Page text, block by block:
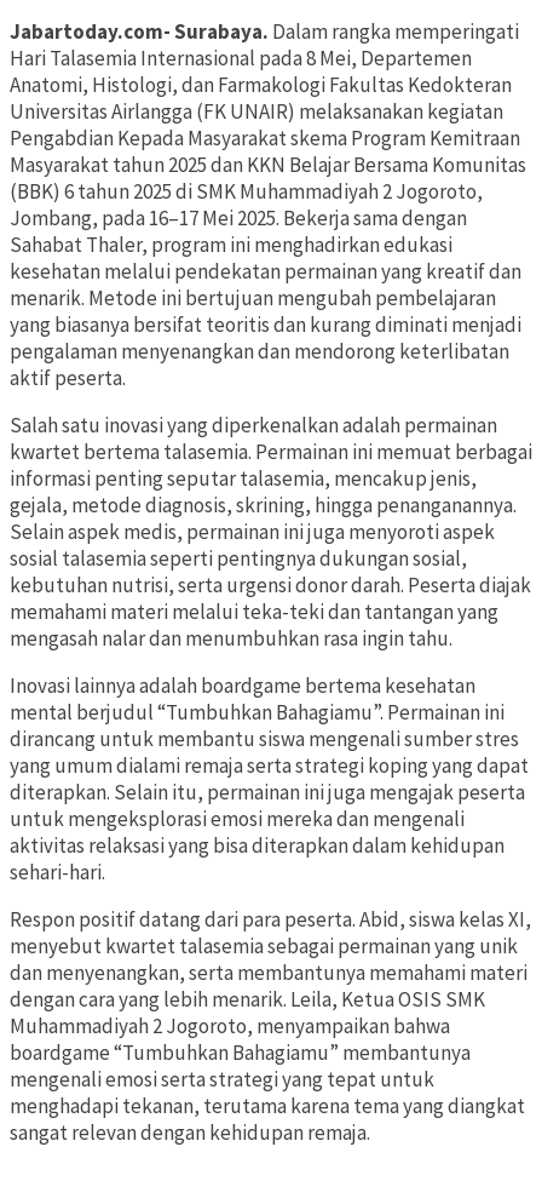
Jabartoday.com- Surabaya. Dalam rangka memperingati
Hari Talasemia Internasional pada 8 Mei, Departemen
Anatomi, Histologi, dan Farmakologi Fakultas Kedokteran
Universitas Airlangga (FK UNAIR) melaksanakan kegiatan
Pengabdian Kepada Masyarakat skema Program Kemitraan
Masyarakat tahun 2025 dan KKN Belajar Bersama Komunitas
(BBK) 6 tahun 2025 di SMK Muhammadiyah 2 Jogoroto,
Jombang, pada 16–17 Mei 2025. Bekerja sama dengan
Sahabat Thaler, program ini menghadirkan edukasi
kesehatan melalui pendekatan permainan yang kreatif dan
menarik. Metode ini bertujuan mengubah pembelajaran
yang biasanya bersifat teoritis dan kurang diminati menjadi
pengalaman menyenangkan dan mendorong keterlibatan
aktif peserta.
Salah satu inovasi yang diperkenalkan adalah permainan
kwartet bertema talasemia. Permainan ini memuat berbagai
informasi penting seputar talasemia, mencakup jenis,
gejala, metode diagnosis, skrining, hingga penanganannya.
Selain aspek medis, permainan ini juga menyoroti aspek
sosial talasemia seperti pentingnya dukungan sosial,
kebutuhan nutrisi, serta urgensi donor darah. Peserta diajak
memahami materi melalui teka-teki dan tantangan yang
mengasah nalar dan menumbuhkan rasa ingin tahu.
Inovasi lainnya adalah boardgame bertema kesehatan
mental berjudul “Tumbuhkan Bahagiamu”. Permainan ini
dirancang untuk membantu siswa mengenali sumber stres
yang umum dialami remaja serta strategi koping yang dapat
diterapkan. Selain itu, permainan ini juga mengajak peserta
untuk mengeksplorasi emosi mereka dan mengenali
aktivitas relaksasi yang bisa diterapkan dalam kehidupan
sehari-hari.
Respon positif datang dari para peserta. Abid, siswa kelas XI,
menyebut kwartet talasemia sebagai permainan yang unik
dan menyenangkan, serta membantunya memahami materi
dengan cara yang lebih menarik. Leila, Ketua OSIS SMK
Muhammadiyah 2 Jogoroto, menyampaikan bahwa
boardgame “Tumbuhkan Bahagiamu” membantunya
mengenali emosi serta strategi yang tepat untuk
menghadapi tekanan, terutama karena tema yang diangkat
sangat relevan dengan kehidupan remaja.